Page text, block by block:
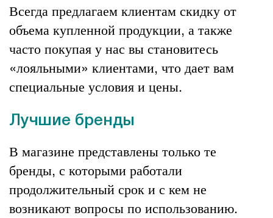
Всегда предлагаем клиентам скидку от
объема купленной продукции, а также
часто покупая у нас вы становитесь
«лояльными» клиентами, что дает вам
специальные условия и цены.
Лучшие бренды
В магазине представлены только те
бренды, с которыми работали
продолжительный срок и с кем не
возникают вопросы по использованию.